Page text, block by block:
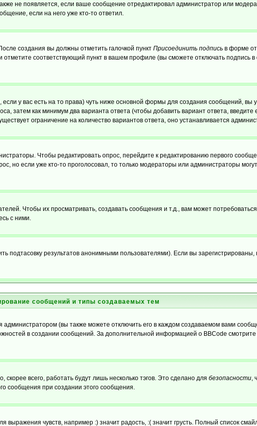
не появляется, если ваше сообщение отредактировал администратор или
если на него уже кто-то ответил.
создания вы должны отметить галочкой пункт Присоединить подпись в форме
соответствующий пункт в вашем профиле (вы сможете отключать подпись
у вас есть на то права) чуть ниже основной формы для создания сообщений, вы
затем как минимум два варианта ответа (чтобы добавить вариант ответа, введите
ограничение на количество вариантов ответа, оно устанавливается
Чтобы редактировать опрос, перейдите к редактированию первого
но если уже кто-то проголосовал, то только модераторы или администраторы
Чтобы их просматривать, создавать сообщения и т.д., вам может
с ними.
подтасовку результатов анонимными пользователями). Если вы зарегистрированы,
сообщений и типы создаваемых тем
(вы также можете отключить его в каждом создаваемом вами
в создании сообщений. За дополнительной информацией о BBCode смотрите
всего, работать будут лишь несколько тэгов. Это сделано для безопасности,
сообщения при создании этого сообщения.
чувств, например :) значит радость, :( значит грусть. Полный список